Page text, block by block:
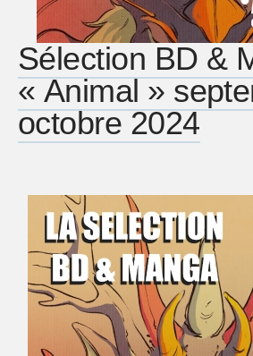
Sélection BD &
« Animal »
octobre 2024